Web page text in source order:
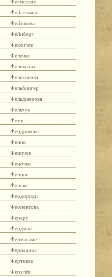
Феемсслих
Фейгельман
Фейзикова
Фейнберг
Фекличев
Феленко
Феликсова
Фелисиенко
Фельбингер
Фельдшерова
Фельчук
Феми
Фендрикова
Феник
Феничев
Феночко
Фенцик
Фенько
Феодориди
Феопентова
Ферару
Фердман
Фермагаме
Фернадоос
Фертиков
Ферулёв